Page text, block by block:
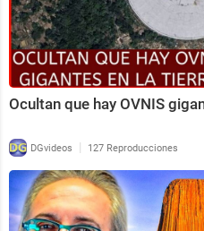
Ocultan que hay OVNIS
DGvideos | 127 Reproducciones